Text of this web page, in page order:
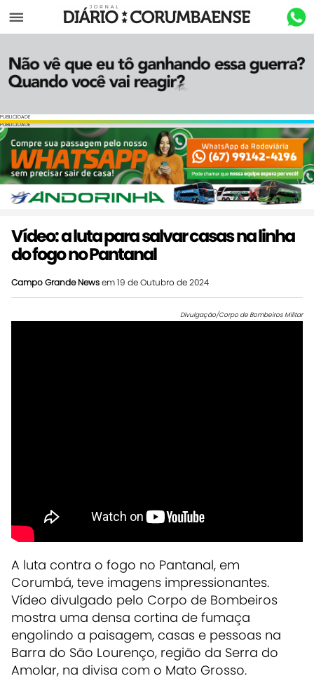
Menu
PUBLICIDADE
PUBLICIDADE
Vídeo: a luta para salvar casas na linha
do fogo no Pantanal
Campo Grande Newsem 19 de Outubro de 2024
Divulgação/Corpo de Bombeiros Militar
A luta contra o fogo no Pantanal, em
Corumbá, teve imagens impressionantes.
Vídeo divulgado pelo Corpo de Bombeiros
mostra uma densa cortina de fumaça
engolindo a paisagem, casas e pessoas na
Barra do São Lourenço, região da Serra do
Amolar, na divisa com o Mato Grosso.